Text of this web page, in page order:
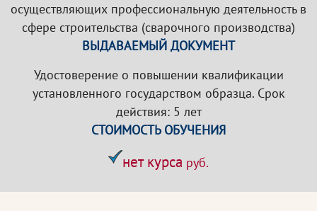
осуществляющих профессиональную деятельность в
сфере строительства (сварочного производства)
ВЫДАВАЕМЫЙ ДОКУМЕНТ
Удостоверение о повышении квалификации
установленного государством образца. Срок
действия: 5 лет
СТОИМОСТЬ ОБУЧЕНИЯ
нет курса руб.